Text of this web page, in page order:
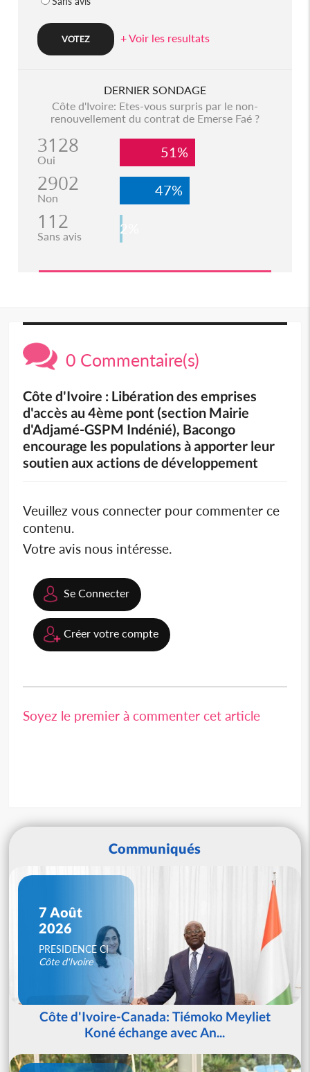
+ Voir les resultats
DERNIER SONDAGE
Côte d'Ivoire: Etes-vous surpris par le non-
renouvellement du contrat de Emerse Faé ?
3128
Oui 51%
2902
Non 47%
112
Sans avis 2%
0 Commentaire(s)
Côte d'Ivoire : Libération des emprises
d'accès au 4ème pont (section Mairie
d'Adjamé-GSPM Indénié), Bacongo
encourage les populations à apporter leur
soutien aux actions de développement
Veuillez vous connecter pour commenter ce
contenu.
Votre avis nous intéresse.
Se Connecter
Créer votre compte
Soyez le premier à commenter cet article
Communiqués
7 Août
2026
PRESIDENCE CI
Côte d'Ivoire
Côte d'Ivoire-Canada: Tiémoko Meyliet
Koné échange avec An...